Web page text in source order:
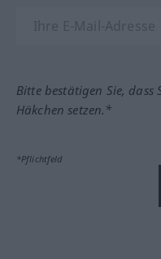
Bitte bestätigen Sie, dass
Häkchen setzen.*
*Pflichtfeld